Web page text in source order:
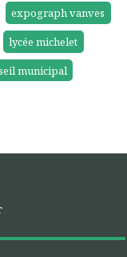
expograph vanves
lycée michelet
municipal